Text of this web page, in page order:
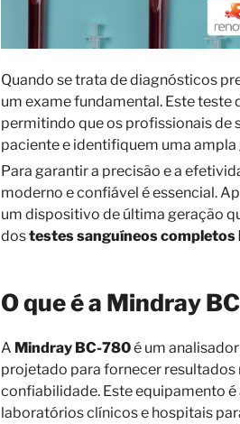
Quando se trata de diagnósticos
um exame fundamental. Este teste
permitindo que os profissionais de
paciente e identifiquem uma
Para garantir a precisão e a
moderno e confiável é essencial.
um dispositivo de última geração
dostestes sanguíneos
O que é a Mindray
A Mindray BC-780é um
projetado para fornecer
confiabilidade. Este equipamento
laboratórios clínicos e hospitais